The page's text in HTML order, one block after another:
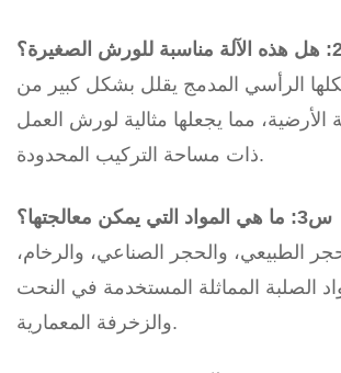
الرأسي المدمج يقلل بشكل كبير من
مما يجعلها مثالية لورش العمل
ذات مساحة التركيب المحدودة.
س3: ما هي المواد التي يمكن معالجتها؟
الطبيعي، والحجر الصناعي، والرخام،
الصلبة المماثلة المستخدمة في النحت
والزخرفة المعمارية.